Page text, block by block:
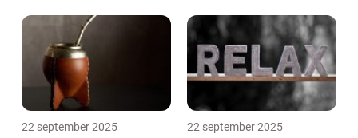
22 september 2025 22 september 2025